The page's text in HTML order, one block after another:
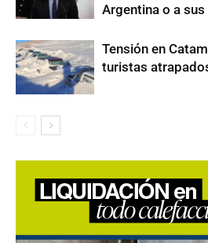
Argentina o a
Tensión en
turistas